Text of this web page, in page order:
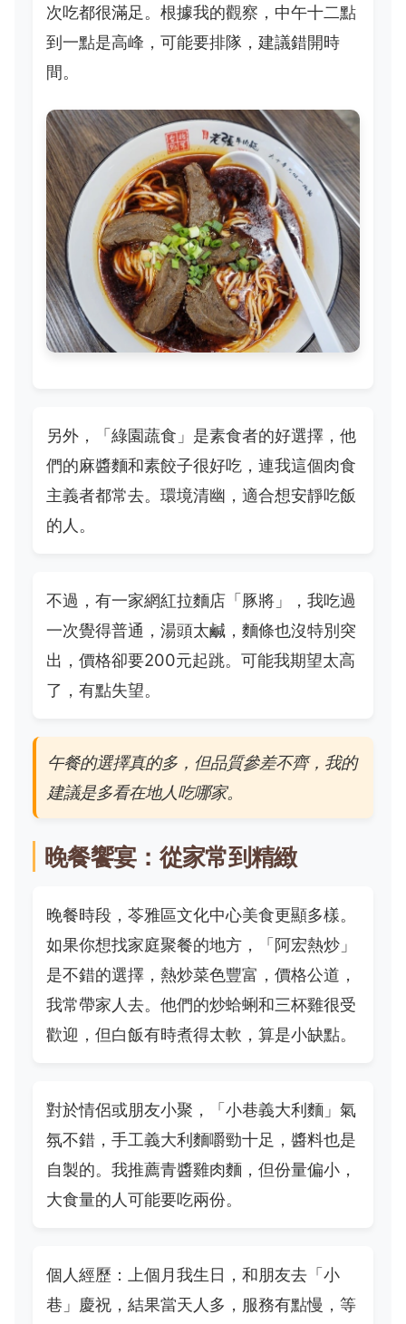
次吃都很滿足。根據我的觀察，中午十二點
到一點是高峰，可能要排隊，建議錯開時
間。
另外，「綠園蔬食」是素食者的好選擇，他
們的麻醬麵和素餃子很好吃，連我這個肉食
主義者都常去。環境清幽，適合想安靜吃飯
的人。
不過，有一家網紅拉麵店「豚將」，我吃過
一次覺得普通，湯頭太鹹，麵條也沒特別突
出，價格卻要200元起跳。可能我期望太高
了，有點失望。
午餐的選擇真的多，但品質參差不齊，我的
建議是多看在地人吃哪家。
晚餐饗宴：從家常到精緻
晚餐時段，苓雅區文化中心美食更顯多樣。
如果你想找家庭聚餐的地方，「阿宏熱炒」
是不錯的選擇，熱炒菜色豐富，價格公道，
我常帶家人去。他們的炒蛤蜊和三杯雞很受
歡迎，但白飯有時煮得太軟，算是小缺點。
對於情侶或朋友小聚，「小巷義大利麵」氣
氛不錯，手工義大利麵嚼勁十足，醬料也是
自製的。我推薦青醬雞肉麵，但份量偏小，
大食量的人可能要吃兩份。
個人經歷：上個月我生日，和朋友去「小
巷」慶祝，結果當天人多，服務有點慢，等